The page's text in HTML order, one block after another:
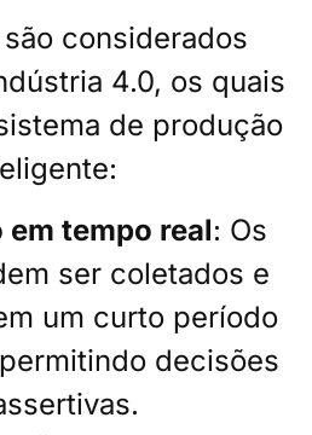
considerados
4.0, os quais
de produção
em tempo real: Os
ser coletados e
um curto período
decisões